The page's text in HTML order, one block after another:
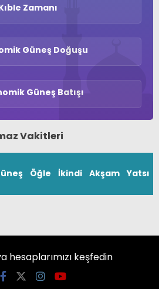
Vakitleri
Öğle İkindi Akşam Yatsı
Zamanı
Güneş Doğuşu
Güneş Batışı
hesaplarımızı keşfedin